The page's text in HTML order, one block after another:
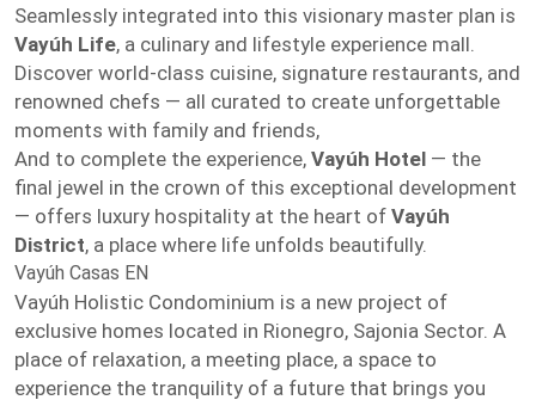
Seamlessly integrated into this visionary master plan is
Vayúh Life, a culinary and lifestyle experience mall.
Discover world-class cuisine, signature restaurants, and
renowned chefs — all curated to create unforgettable
moments with family and friends,
And to complete the experience, Vayúh Hotel — the
final jewel in the crown of this exceptional development
— offers luxury hospitality at the heart of Vayúh
District, a place where life unfolds beautifully.
Vayúh Casas EN
Vayúh Holistic Condominium is a new project of
exclusive homes located in Rionegro, Sajonia Sector. A
place of relaxation, a meeting place, a space to
experience the tranquility of a future that brings you